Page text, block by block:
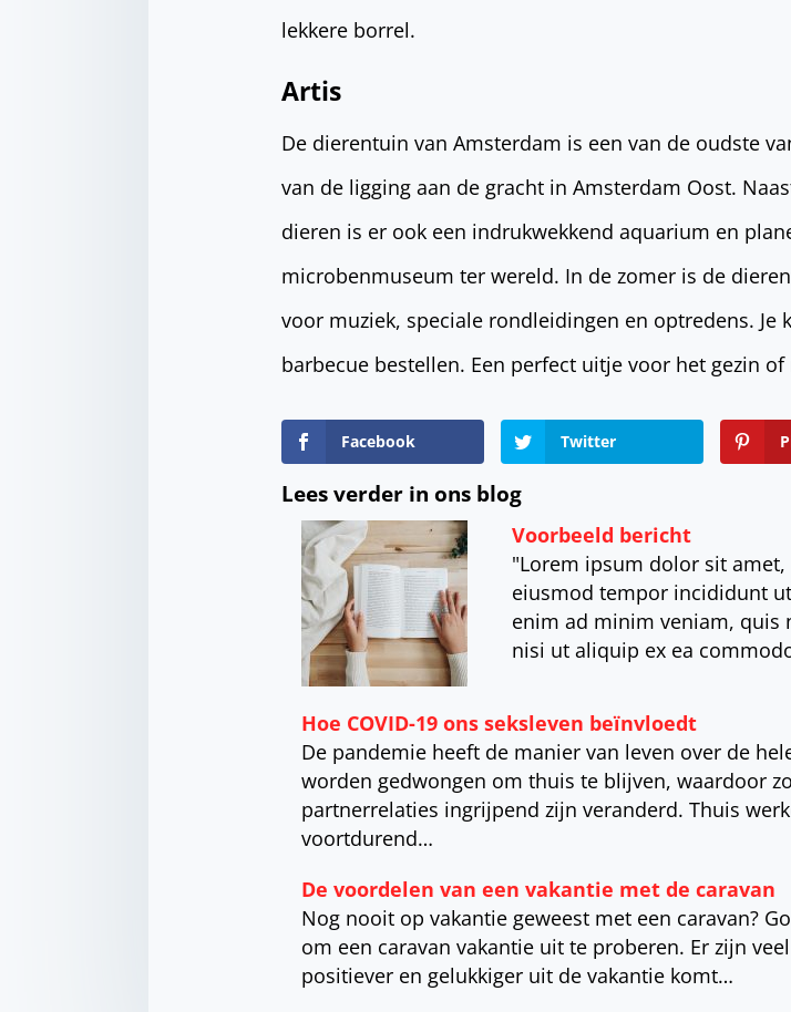
lekkere borrel.
Artis
De dierentuin van Amsterdam is een van de oudste
van de ligging aan de gracht in Amsterdam Oost.
dieren is er ook een indrukwekkend aquarium en
microbenmuseum ter wereld. In de zomer is de
voor muziek, speciale rondleidingen en optredens. Je
barbecue bestellen. Een perfect uitje voor het gezin
Facebook Twitter
Lees verder in ons blog
Voorbeeld bericht
"Lorem ipsum dolor sit
eiusmod tempor incididunt
enim ad minim veniam, quis
nisi ut aliquip ex ea
Hoe COVID-19 ons seksleven beïnvloedt
De pandemie heeft de manier van leven over de
worden gedwongen om thuis te blijven, waardoor
partnerrelaties ingrijpend zijn veranderd. Thuis
voortdurend…
De voordelen van een vakantie met de caravan
Nog nooit op vakantie geweest met een caravan?
om een caravan vakantie uit te proberen. Er zijn
positiever en gelukkiger uit de vakantie komt…